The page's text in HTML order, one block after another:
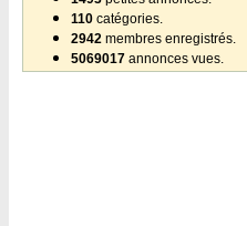
110 catégories.
2942 membres enregistrés.
5069017 annonces vues.